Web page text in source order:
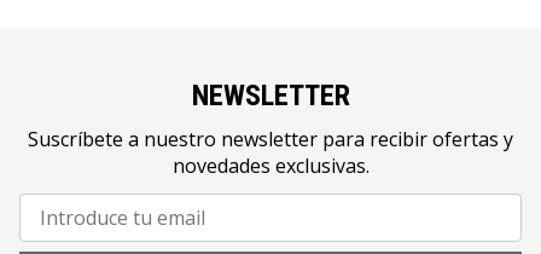
NEWSLETTER
Suscríbete a nuestro newsletter para recibir ofertas y
novedades exclusivas.